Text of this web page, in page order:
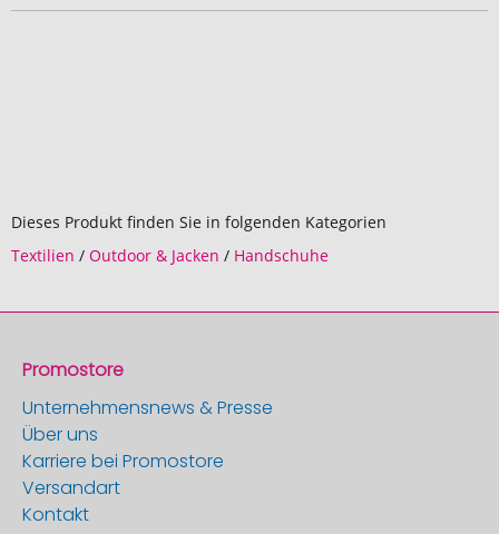
Dieses Produkt finden Sie in folgenden Kategorien
Textilien / Outdoor & Jacken / Handschuhe
Promostore
Unternehmensnews & Presse
Über uns
Karriere bei Promostore
Versandart
Kontakt